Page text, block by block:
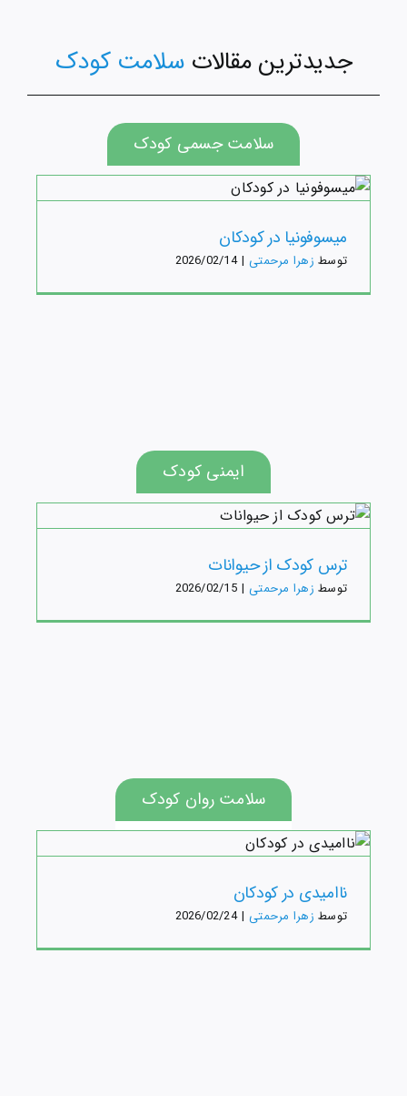
جدیدترین مقالات سلامت کودک
سلامت جسمی کودک
میسوفونیا در کودکان
توسط زهرا مرحمتی |
2026/02/14
ایمنی کودک
ترس کودک از حیوانات
توسط زهرا مرحمتی |
2026/02/15
سلامت روان کودک
ناامیدی در کودکان
توسط زهرا مرحمتی |
2026/02/24